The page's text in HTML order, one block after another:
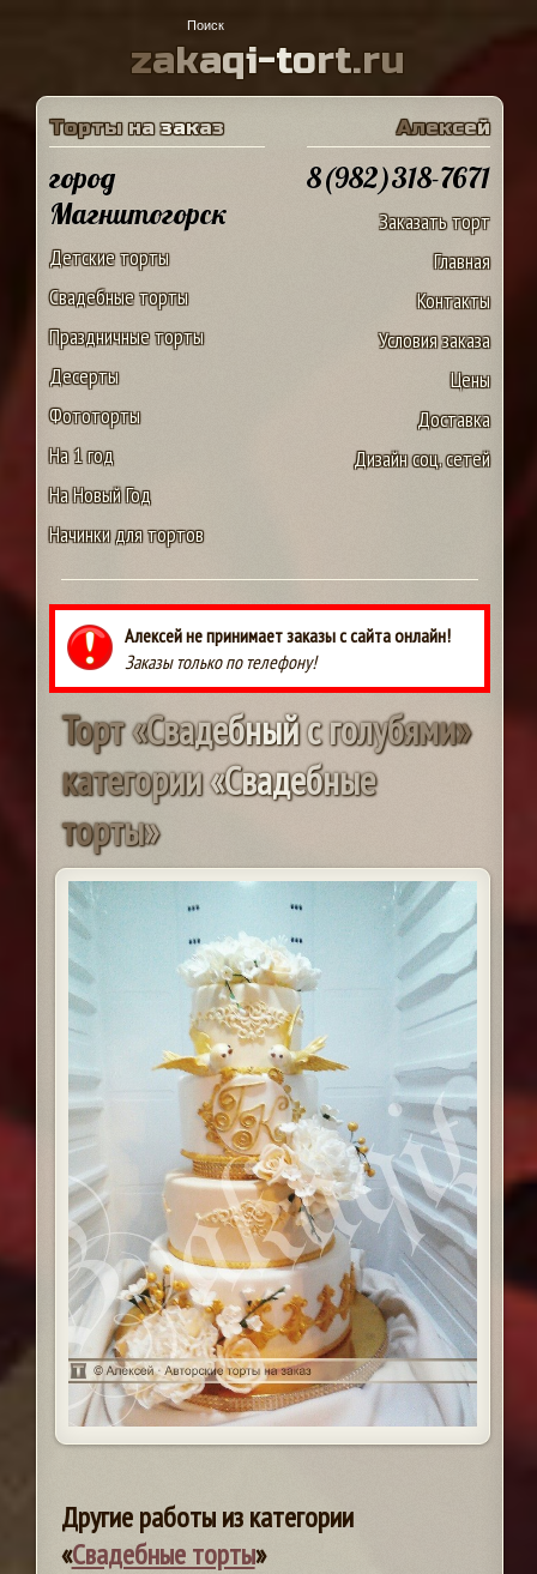
zakaqi-tort.ru
Торты на заказ
город
Магнитогорск
Детские торты
Свадебные торты
Праздничные торты
Десерты
Фототорты
На 1 год
На Новый Год
Начинки для тортов
Алексей
8(982)318-7671
Заказать торт
Главная
Контакты
Условия заказа
Цены
Доставка
Дизайн соц. сетей
Алексей не принимает заказы с сайта онлайн!
Заказы только по телефону!
Торт«Свадебныйсголубями»
категории«Свадебные
торты»
Другие работы из категории
«Свадебные торты»